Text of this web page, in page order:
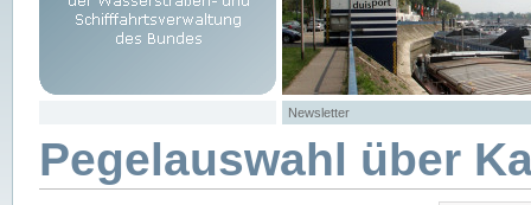
Newsletter
Pegelauswahl über